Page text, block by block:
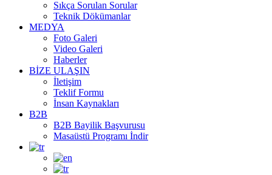
Sıkça Sorulan Sorular
Teknik Dökümanlar
MEDYA
Foto Galeri
Video Galeri
Haberler
BİZE ULAŞIN
İletişim
Teklif Formu
İnsan Kaynakları
B2B
B2B Bayilik Başvurusu
Masaüstü Programı İndir